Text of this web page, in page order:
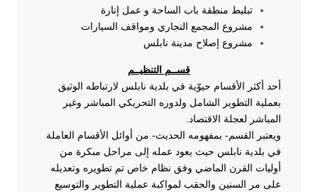
تبليط منطقة باب الساحة و عمل إنارة
مشروع المجمع التجاري ومواقف السيارات
مشروع إصلاح مدينة نابلس
قســم التنظيــم
أحد أكثر الأقسام حيوّية في بلدية نابلس لارتباطه الوثيق
بعملية التطوير الشامل ولدوره التحريكي المباشر وغير
المباشر لعجلة الاقتصاد.
ويعتبر القسم- بمفهومه الحديث- من أوائل الأقسام العاملة
في بلدية نابلس حيث يعود عمله إلى مراحل مبكرة من
أوليات القرن الماضي وفق نظام خاص تم تطويره وتعديله
على مر السنين والحقب لمواكبة عملية التطوير والتوسيع